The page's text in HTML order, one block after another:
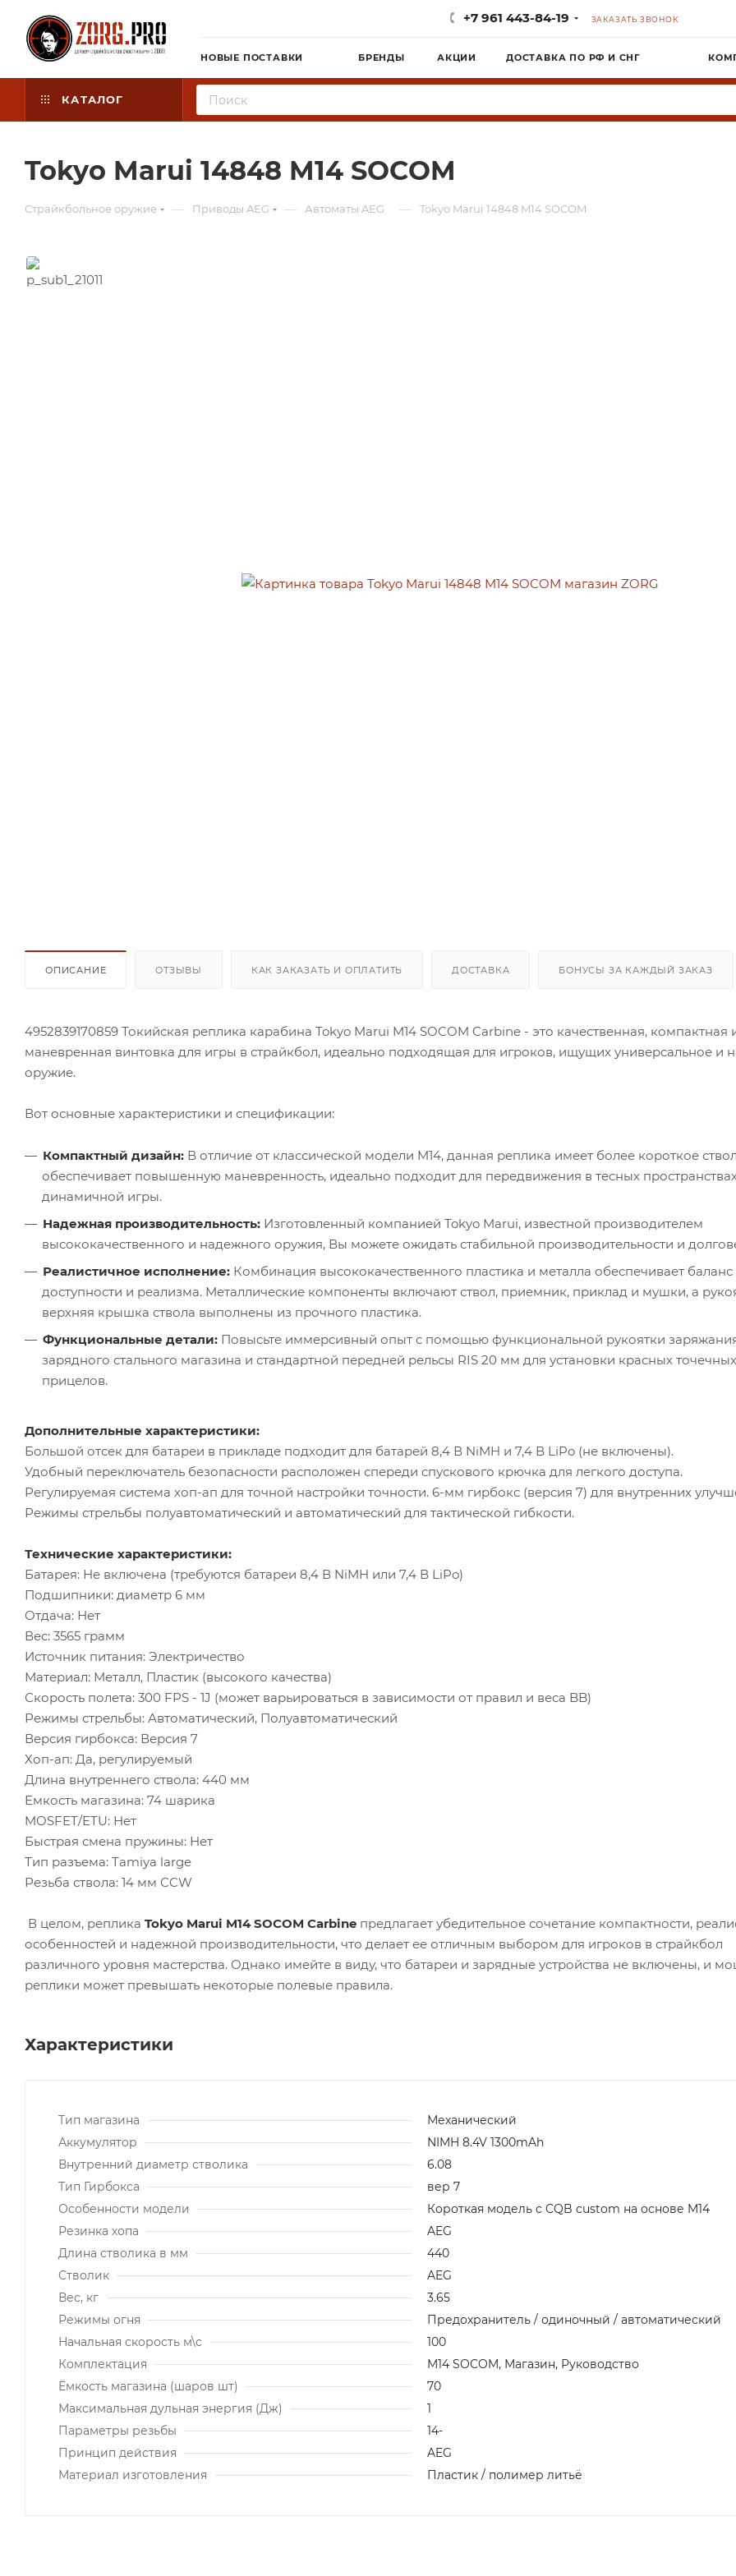
+7 961 443-84-19 ЗАКАЗАТЬ ЗВОНОК
НОВЫЕ ПОСТАВКИ БРЕНДЫ АКЦИИ ДОСТАВКА ПО РФ И СНГ
КАТАЛОГ
Tokyo Marui 14848 M14 SOCOM
Страйкбольное оружие — Приводы AEG — Автоматы AEG — Tokyo Marui 14848 M14 SOCOM
ОПИСАНИЕ ОТЗЫВЫ КАК ЗАКАЗАТЬ И ОПЛАТИТЬ ДОСТАВКА БОНУСЫ ЗА КАЖДЫЙ ЗАКАЗ
4952839170859 Токийская реплика карабина Tokyo Marui M14 SOCOM Carbine - это качественная, компактная
маневренная винтовка для игры в страйкбол, идеально подходящая для игроков, ищущих универсальное и
оружие.
Вот основные характеристики и спецификации:
Компактный дизайн: В отличие от классической модели M14, данная реплика имеет более короткое
обеспечивает повышенную маневренность, идеально подходит для передвижения в тесных
динамичной игры.
Надежная производительность: Изготовленный компанией Tokyo Marui, известной производителем
высококачественного и надежного оружия, Вы можете ожидать стабильной производительности и
Реалистичное исполнение: Комбинация высококачественного пластика и металла обеспечивает баланс
доступности и реализма. Металлические компоненты включают ствол, приемник, приклад и мушки, а
верхняя крышка ствола выполнены из прочного пластика.
Функциональные детали: Повысьте иммерсивный опыт с помощью функциональной рукоятки
зарядного стального магазина и стандартной передней рельсы RIS 20 мм для установки красных точечных
прицелов.
Дополнительные характеристики:
Большой отсек для батареи в прикладе подходит для батарей 8,4 В NiMH и 7,4 В LiPo (не включены).
Удобный переключатель безопасности расположен спереди спускового крючка для легкого доступа.
Регулируемая система хоп-ап для точной настройки точности. 6-мм гирбокс (версия 7) для внутренних
Режимы стрельбы полуавтоматический и автоматический для тактической гибкости.
Технические характеристики:
Батарея: Не включена (требуются батареи 8,4 В NiMH или 7,4 В LiPo)
Подшипники: диаметр 6 мм
Отдача: Нет
Вес: 3565 грамм
Источник питания: Электричество
Материал: Металл, Пластик (высокого качества)
Скорость полета: 300 FPS - 1J (может варьироваться в зависимости от правил и веса BB)
Режимы стрельбы: Автоматический, Полуавтоматический
Версия гирбокса: Версия 7
Хоп-ап: Да, регулируемый
Длина внутреннего ствола: 440 мм
Емкость магазина: 74 шарика
MOSFET/ETU: Нет
Быстрая смена пружины: Нет
Тип разъема: Tamiya large
Резьба ствола: 14 мм CCW
В целом, реплика Tokyo Marui M14 SOCOM Carbine предлагает убедительное сочетание компактности,
особенностей и надежной производительности, что делает ее отличным выбором для игроков в страйкбол
различного уровня мастерства. Однако имейте в виду, что батареи и зарядные устройства не включены, и
реплики может превышать некоторые полевые правила.
Характеристики
Тип магазина
Механический
Аккумулятор
NIMH 8.4V 1300mAh
Внутренний диаметр стволика
6.08
Тип Гирбокса
вер 7
Особенности модели
Короткая модель с CQB custom на основе M14
Резинка хопа
AEG
Длина стволика в мм
440
Стволик
AEG
Вес, кг
3.65
Режимы огня
Предохранитель / одиночный / автоматический
Начальная скорость м\с
100
Комплектация
M14 SOCOM, Магазин, Руководство
Ёмкость магазина (шаров шт)
70
Максимальная дульная энергия (Дж)
1
Параметры резьбы
14-
Принцип действия
AEG
Материал изготовления
Пластик / полимер литьё